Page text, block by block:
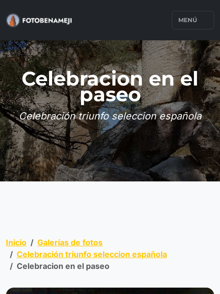
MENÚ
Celebracion en el
paseo
Celebración triunfo seleccion española
Inicio
Galerías de fotos
Celebración triunfo seleccion española
Celebracion en el paseo